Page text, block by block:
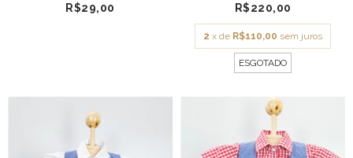
R$29,00 R$220,00
2 x de R$110,00 sem juros
ESGOTADO